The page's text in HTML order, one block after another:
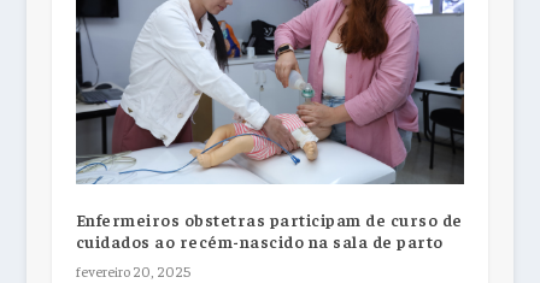
Enfermeiros obstetras participam de curso de
cuidados ao recém-nascido na sala de parto
fevereiro 20, 2025